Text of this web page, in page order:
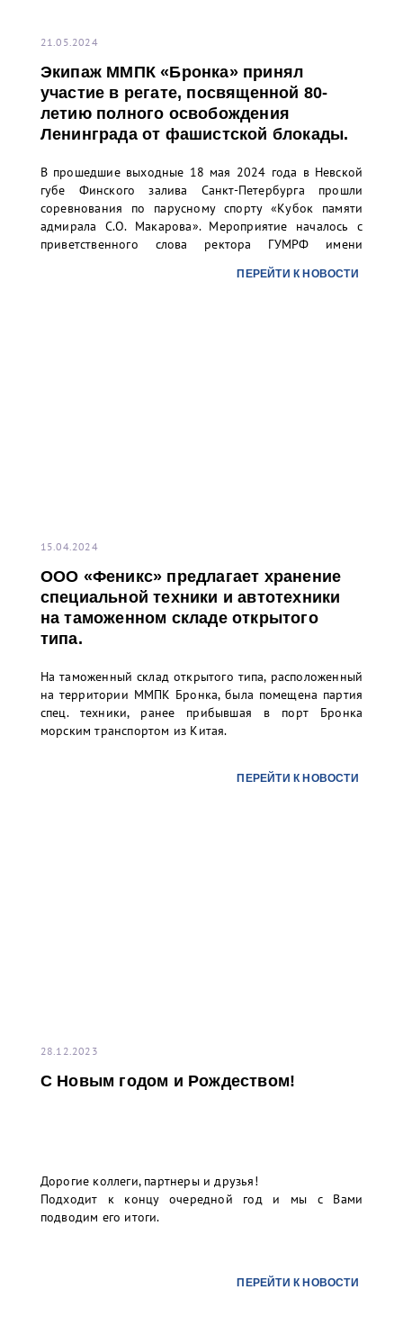
21.05.2024
Экипаж ММПК «Бронка» принял
участие в регате, посвященной 80-
летию полного освобождения
Ленинграда от фашистской блокады.
В прошедшие выходные 18 мая 2024 года в Невской
губе Финского залива Санкт-Петербурга прошли
соревнования по парусному спорту «Кубок памяти
адмирала С.О. Макарова». Мероприятие началось с
приветственного слова ректора ГУМРФ имени
Олеговича. Торжественное открытие сопровождалось
ПЕРЕЙТИ К НОВОСТИ
15.04.2024
ООО «Феникс» предлагает хранение
специальной техники и автотехники
на таможенном складе открытого
типа.
На таможенный склад открытого типа, расположенный
на территории ММПК Бронка, была помещена партия
спец. техники, ранее прибывшая в порт Бронка
морским транспортом из Китая.
ПЕРЕЙТИ К НОВОСТИ
28.12.2023
С Новым годом и Рождеством!
Дорогие коллеги, партнеры и друзья!
Подходит к концу очередной год и мы с Вами
подводим его итоги.
ПЕРЕЙТИ К НОВОСТИ